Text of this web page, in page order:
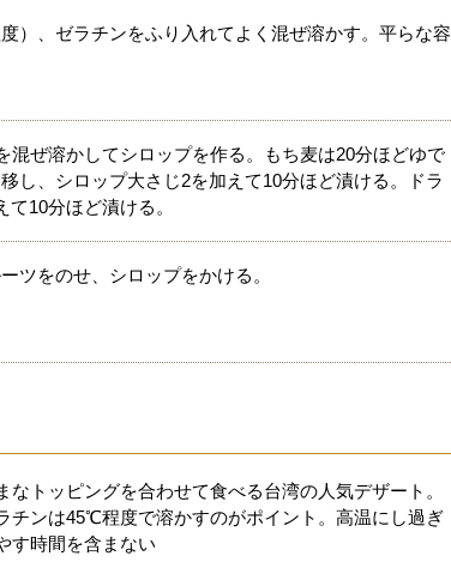
）、ゼラチンをふり入れてよく混ぜ溶かす。平らな容
混ぜ溶かしてシロップを作る。もち麦は20分ほどゆで
し、シロップ大さじ2を加えて10分ほど漬ける。ドラ
10分ほど漬ける。
ツをのせ、シロップをかける。
トッピングを合わせて食べる台湾の人気デザート。
チンは45℃程度で溶かすのがポイント。高温にし過ぎ
時間を含まない